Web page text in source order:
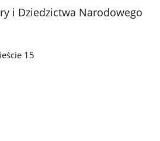
i Dziedzictwa Narodowego
15